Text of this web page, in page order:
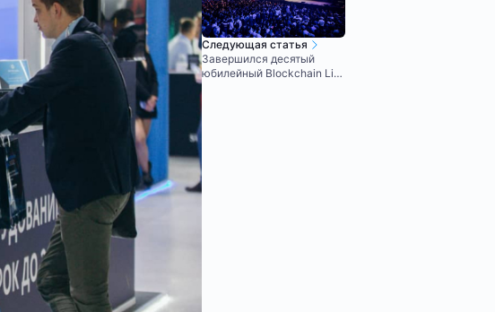
Следующая статья
Завершился десятый
юбилейный Blockchain Life